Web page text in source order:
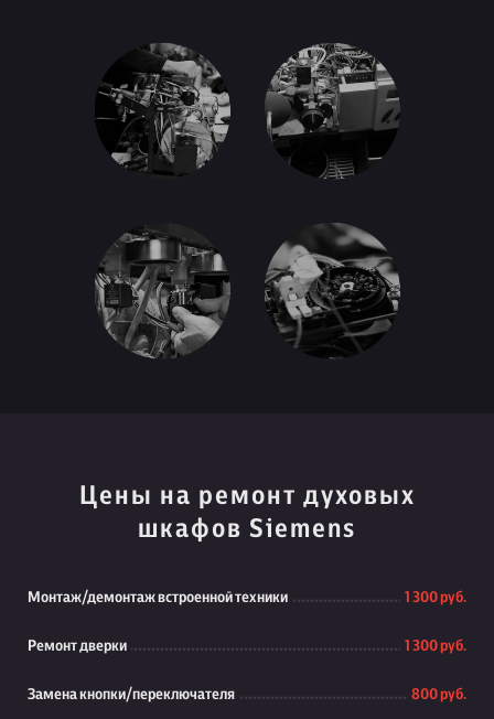
Цены на ремонт духовых
шкафов Siemens
Монтаж/демонтаж встроенной техники 1 300 руб.
Ремонт дверки 1 300 руб.
Замена кнопки/переключателя 800 руб.